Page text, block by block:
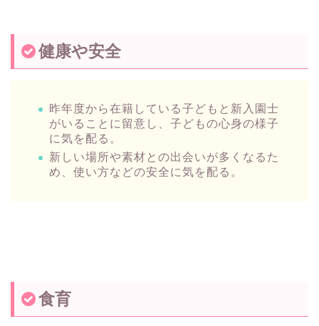
健康や安全
昨年度から在籍している子どもと新入園士
がいることに留意し、子どもの心身の様子
に気を配る。
新しい場所や素材との出会いが多くなるた
め、使い方などの安全に気を配る。
食育